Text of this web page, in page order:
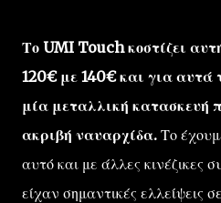
Το UMI Touch κοστίζει
120€ με 140€ και για αυτά
μία μεταλλική κατασκευή
ακριβή ναυαρχίδα. Το
αυτό και με άλλες κινέζικες
είχαν σημαντικές ελλείψεις